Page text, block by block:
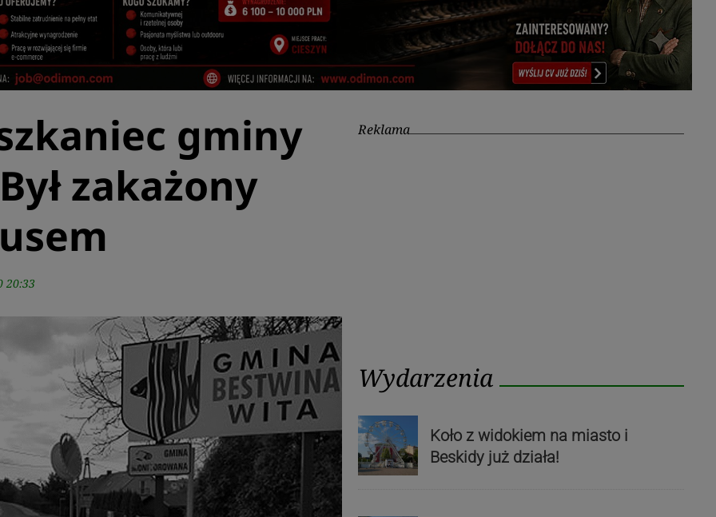
gminy
zakażony
20:33
Reklama
Wydarzenia
Koło z widokiem na miasto i
Beskidy już działa!